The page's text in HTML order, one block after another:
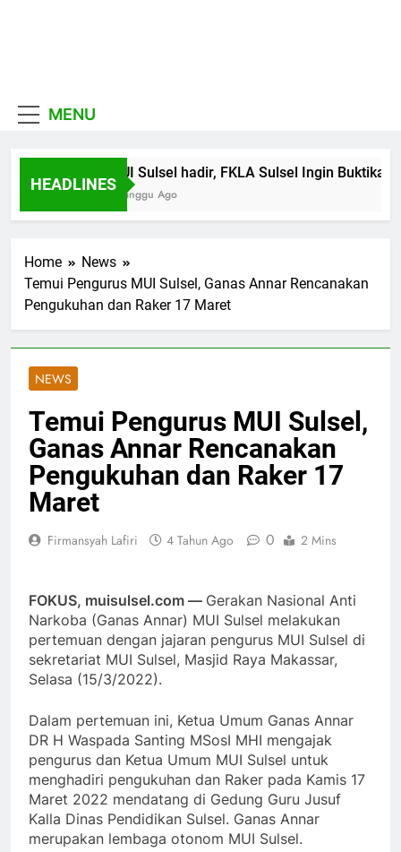
MENU
HEADLINES
MUI Sulsel hadir, FKLA Sulsel Ingin Buktikan
1 Minggu Ago
Home
News
Temui Pengurus MUI Sulsel, Ganas Annar Rencanakan
Pengukuhan dan Raker 17 Maret
NEWS
Temui Pengurus MUI Sulsel,
Ganas Annar Rencanakan
Pengukuhan dan Raker 17
Maret
Firmansyah Lafiri 4 Tahun Ago 0 2 Mins
FOKUS, muisulsel.com — Gerakan Nasional Anti
Narkoba (Ganas Annar) MUI Sulsel melakukan
pertemuan dengan jajaran pengurus MUI Sulsel di
sekretariat MUI Sulsel, Masjid Raya Makassar,
Selasa (15/3/2022).
Dalam pertemuan ini, Ketua Umum Ganas Annar
DR H Waspada Santing MSosI MHI mengajak
pengurus dan Ketua Umum MUI Sulsel untuk
menghadiri pengukuhan dan Raker pada Kamis 17
Maret 2022 mendatang di Gedung Guru Jusuf
Kalla Dinas Pendidikan Sulsel. Ganas Annar
merupakan lembaga otonom MUI Sulsel.